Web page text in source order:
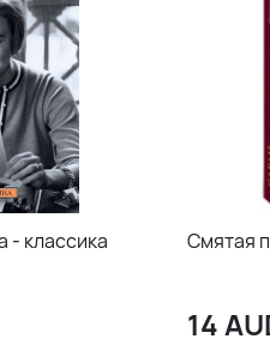
- классика Смятая
14